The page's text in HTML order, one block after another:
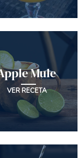
Mule
VER RECETA